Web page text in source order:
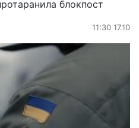
блокпост
11:30 17.10